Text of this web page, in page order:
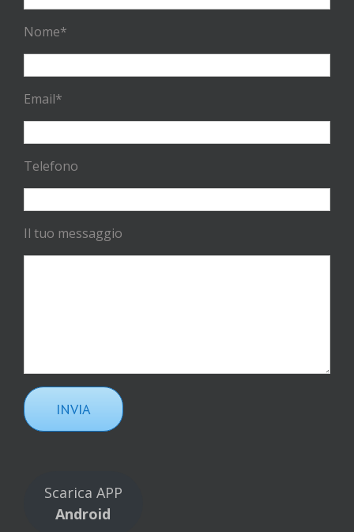
Nome*
Email*
Telefono
Il tuo messaggio
Scarica APP
Android